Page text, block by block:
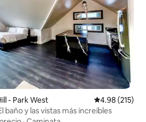
- Park West Calificación
4.98 (215)
baño y las vistas más increíbles